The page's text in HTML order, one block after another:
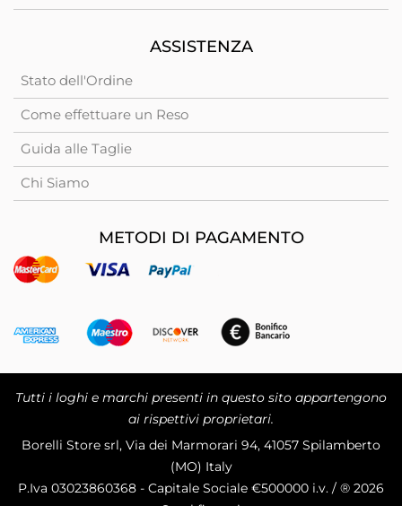
ASSISTENZA
Stato dell'Ordine
Come effettuare un Reso
Guida alle Taglie
Chi Siamo
METODI DI PAGAMENTO
Tutti i loghi e marchi presenti in questo sito appartengono
ai rispettivi proprietari.
Borelli Store srl, Via dei Marmorari 94, 41057 Spilamberto
(MO) Italy
P.Iva 03023860368 - Capitale Sociale €500000 i.v. / ® 2026